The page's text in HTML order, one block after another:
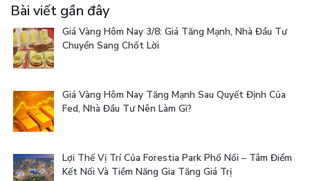
Bài viết gần đây
Giá Vàng Hôm Nay 3/8: Giá Tăng Mạnh, Nhà Đầu Tư
Chuyển Sang Chốt Lời
Giá Vàng Hôm Nay Tăng Mạnh Sau Quyết Định Của
Fed, Nhà Đầu Tư Nên Làm Gì?
Lợi Thế Vị Trí Của Forestia Park Phố Nối – Tâm Điểm
Kết Nối Và Tiềm Năng Gia Tăng Giá Trị